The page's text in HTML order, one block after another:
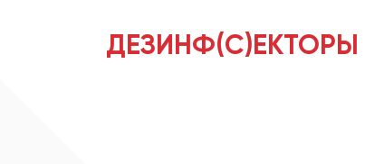
ДЕЗИНФ(С)ЕКТОРЫ